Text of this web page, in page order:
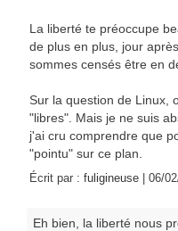
La liberté te préoccupe
de plus en plus, jour
sommes censés être en
Sur la question de Linux,
"libres". Mais je ne suis
j'ai cru comprendre que
"pointu" sur ce plan.
Écrit par : fuligineuse | 06/
Eh bien, la liberté nous